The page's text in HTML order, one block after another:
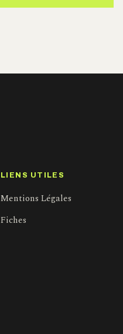
LIENS UTILES
Mentions Légales
Fiches